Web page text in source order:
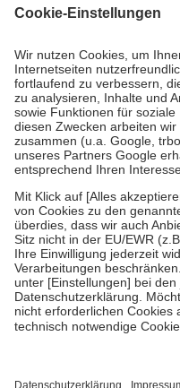
Grundsätzlich leisten
höchstens zehn Euro.
Es
Kosten der Leistung zu
Diese Regeln gelten
Bei Heilmitteln und
Zuzahlung zehn Prozent der
Verordnung.
Um das Engagement der
stärken und die besondere
fallenkeine Zuzahlungenan
• Kindern und Jugendlichen
mit Ausnahme der Fahrkosten
• Untersuchungen zur
GKV getragen werden
• empfohlenen
• Harn- und Blutteststreifen
getroffen, um sicherzustellen,